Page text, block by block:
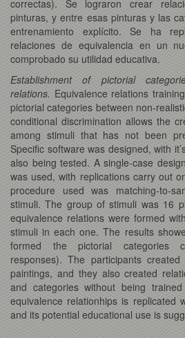
correctas). Se lograron crear
pinturas, y entre esas pinturas y las
entrenamiento explícito. Se ha
relaciones de equivalencia en un
comprobado su utilidad educativa.
Establishment of pictorial
relations. Equivalence relations
pictorial categories between non-
conditional discrimination allows the
among stimuli that has not been
Specific software was designed, with
also being tested. A single-case
was used, with replications carry out
procedure used was matching-to-
stimuli. The group of stimuli was 16
equivalence relations were formed
stimuli in each one. The results
formed the pictorial categories
responses). The participants
paintings, and they also created
and categories without being
equivalence relationhips is replicated
and its potential educational use is